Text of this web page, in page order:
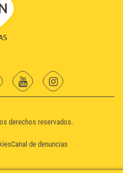
YouTubeinstagram
derechos reservados.
Canal de denuncias